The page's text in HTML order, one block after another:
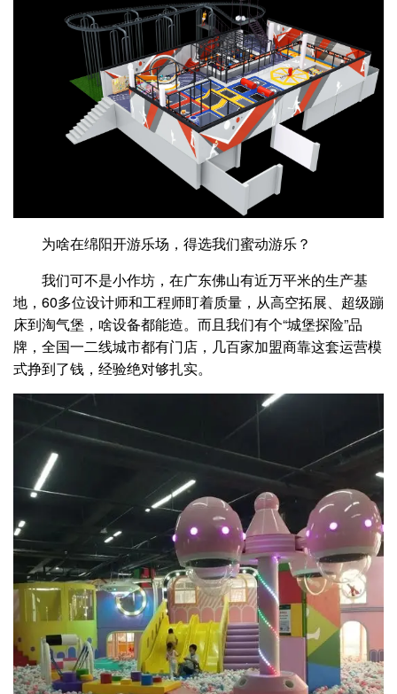
为啥在绵阳开游乐场，得选我们蜜动游乐？
我们可不是小作坊，在广东佛山有近万平米的生产基
地，60多位设计师和工程师盯着质量，从高空拓展、超级蹦
床到淘气堡，啥设备都能造。而且我们有个“城堡探险”品
牌，全国一二线城市都有门店，几百家加盟商靠这套运营模
式挣到了钱，经验绝对够扎实。